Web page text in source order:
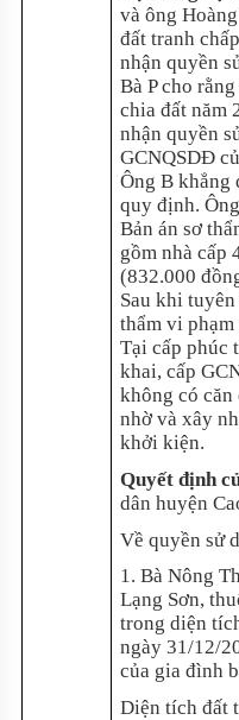
và ông
đất tranh
nhận quyền
Bà P cho
chia đất năm
nhận quyền
GCNQSDĐ
Ông B khẳng
quy định.
Bản án sơ
gồm nhà cấp
(832.000
Sau khi
thẩm vi
Tại cấp phúc
khai, cấp
không có căn
nhờ và xây
khởi kiện.
Quyết định
dân huyện
Về quyền sử
1. Bà Nông
Lạng Sơn,
trong diện
ngày 31/12/
của gia đình
Diện tích đất